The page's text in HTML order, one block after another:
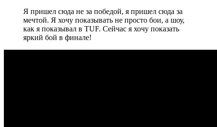
Я пришел сюда не за победой, я пришел сюда за
мечтой. Я хочу показывать не просто бои, а шоу,
как я показывал в TUF. Сейчас я хочу показать
яркий бой в финале!